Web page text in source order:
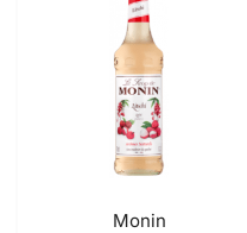
Monin